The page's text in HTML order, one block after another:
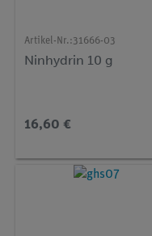
Artikel-Nr.:31666-03
Ninhydrin 10 g
16,60 €